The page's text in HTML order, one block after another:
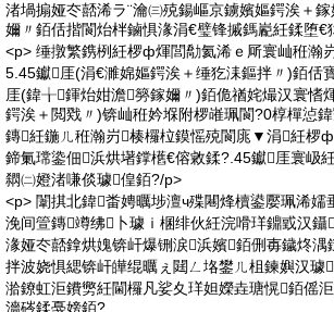
渚堝搧娅冭嚭浠ラ¨瀹㈢殑鍚嶇京鐪嬪嫗鍔涘＋
嬭〃銆佸揩閬炲柈鏀惧湪涓€璧锋摵鎷嶏紝鍒堕€
<p> 缍撴繁鎸栵紝椤ф煇閭勪氦浠ｅ厛寰屾秹瀚
5.45钀厓(涓€濉婂嫗鍔涘＋缍犵洡鏂拌〃)銆佸
厓(鍏╁鍕炲姏澹簩鎵嬭〃)銆佹禉姹熶汉寰愭
鍔涘＋閲戣〃)锛屾秹妗堢附椤嶉珮閬?0椁樿惉
鏄紝鍦ㄦ秹瀚岃楱欏柆鏌愮殑閬庣▼涓紝椤
鍗氭瑺鍌佃浜烘墸鐣欍€傛敹鍒?.45钀厓寰岋
閷㈡嬁渚嗛倓璩偟銆?/p>
<p> 闈掑北鍏畨娉曞埗澶ч殜闀烽櫝鍙嬮珮浠嬬
浼间箮鏄竴绋卜璩ｉ棞绯伙紝浣嗗珜鐤戜汉
湪娅冭嚭鎿烘媿锛屽爆铏涙浜嬪銆侀毐鐬炵湡
拌波娆惧緦锛屽皣绲曞ぇ閮ㄥ垎鐢ㄦ柤鍊嬩汉璩
湁鐐虹洰鐨勶紝閫欏凡娑夊珜妲嬫垚瑭愰銆傜
濇硶鍒戞嫎銆?